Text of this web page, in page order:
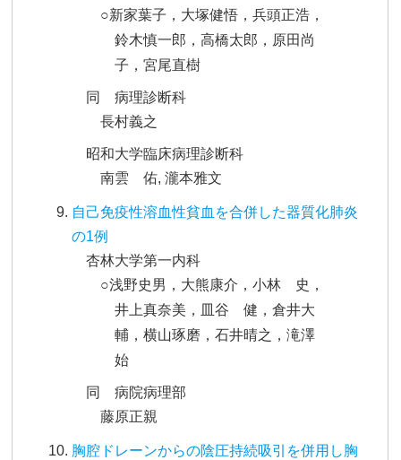
○新家葉子，大塚健悟，兵頭正浩，
鈴木慎一郎，高橋太郎，原田尚
子，宮尾直樹
同 病理診断科
長村義之
昭和大学臨床病理診断科
南雲 佑, 瀧本雅文
自己免疫性溶血性貧血を合併した器質化肺炎
の1例
杏林大学第一内科
○浅野史男，大熊康介，小林 史，
井上真奈美，皿谷 健，倉井大
輔，横山琢磨，石井晴之，滝澤
始
同 病院病理部
藤原正親
胸腔ドレーンからの陰圧持続吸引を併用し胸